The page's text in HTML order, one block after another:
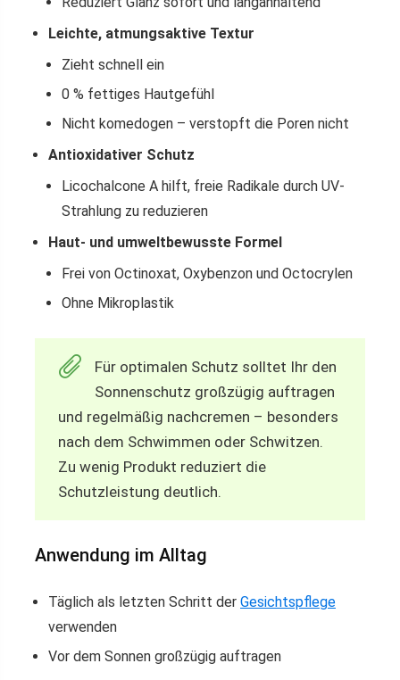
Leichte, atmungsaktive Textur
Zieht schnell ein
0 % fettiges Hautgefühl
Nicht komedogen – verstopft die Poren nicht
Antioxidativer Schutz
Licochalcone A hilft, freie Radikale durch UV-
Strahlung zu reduzieren
Haut- und umweltbewusste Formel
Frei von Octinoxat, Oxybenzon und Octocrylen
Ohne Mikroplastik
Für optimalen Schutz solltet Ihr den
Sonnenschutz großzügig auftragen
und regelmäßig nachcremen – besonders
nach dem Schwimmen oder Schwitzen.
Zu wenig Produkt reduziert die
Schutzleistung deutlich.
Anwendung im Alltag
Täglich als letzten Schritt der Gesichtspflege
verwenden
Vor dem Sonnen großzügig auftragen